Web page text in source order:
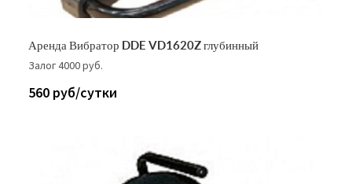
Аренда Вибратор DDE VD1620Z глубинный
Залог 4000 руб.
560 руб/сутки